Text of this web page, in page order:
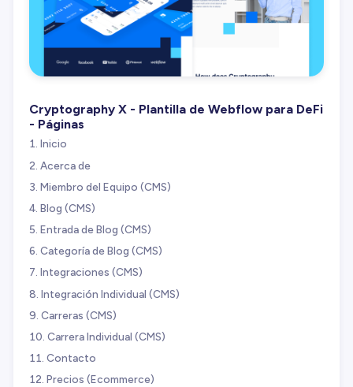
Cryptography X - Plantilla de Webflow para DeFi
- Páginas
Inicio
Acerca de
Miembro del Equipo (CMS)
Blog (CMS)
Entrada de Blog (CMS)
Categoría de Blog (CMS)
Integraciones (CMS)
Integración Individual (CMS)
Carreras (CMS)
Carrera Individual (CMS)
Contacto
Precios (Ecommerce)